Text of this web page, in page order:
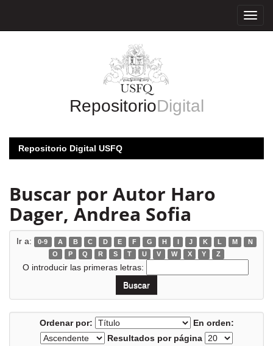
RepositorioDigital
Repositorio Digital USFQ
Buscar por Autor Haro
Dager, Andrea Sofia
Ir a: 0-9 A B C D E F G H I J K L M
N
O
P Q R S T U V W X Y Z
O introducir las primeras letras:
Ordenar por:
En orden:
Resultados por página